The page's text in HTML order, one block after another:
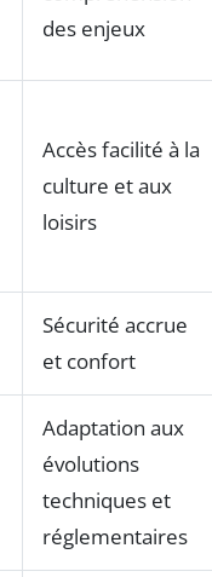
des enjeux
Accès facilité à la
culture et aux
loisirs
Sécurité accrue
et confort
Adaptation aux
évolutions
techniques et
réglementaires